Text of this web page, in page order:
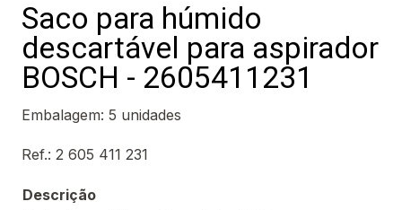
Saco para húmido
descartável para aspirador
BOSCH - 2605411231
Embalagem: 5 unidades
Ref.: 2 605 411 231
Descrição